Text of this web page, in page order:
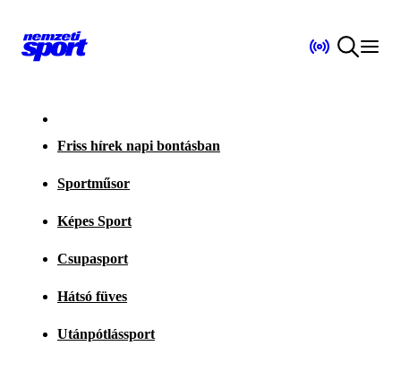
Friss hírek napi bontásban
Sportműsor
Képes Sport
Csupasport
Hátsó füves
Utánpótlássport